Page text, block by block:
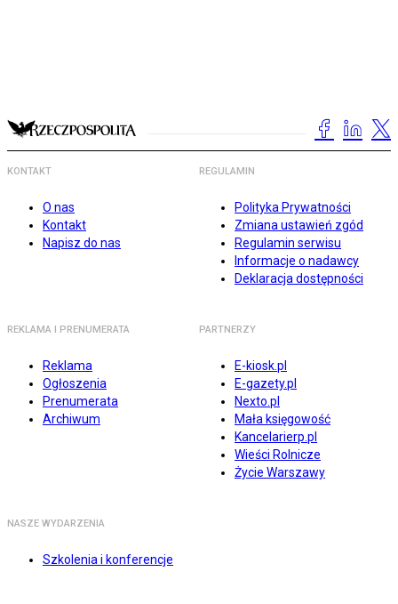
KONTAKT
O nas
Kontakt
Napisz do nas
REGULAMIN
Polityka Prywatności
Zmiana ustawień zgód
Regulamin serwisu
Informacje o nadawcy
Deklaracja dostępności
REKLAMA I PRENUMERATA
Reklama
Ogłoszenia
Prenumerata
Archiwum
PARTNERZY
E-kiosk.pl
E-gazety.pl
Nexto.pl
Mała księgowość
Kancelarierp.pl
Wieści Rolnicze
Życie Warszawy
NASZE WYDARZENIA
Szkolenia i konferencje